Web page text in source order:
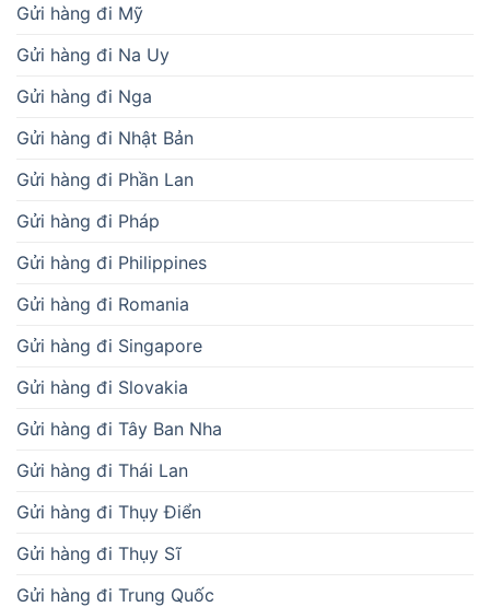
Gửi hàng đi Mỹ
Gửi hàng đi Na Uy
Gửi hàng đi Nga
Gửi hàng đi Nhật Bản
Gửi hàng đi Phần Lan
Gửi hàng đi Pháp
Gửi hàng đi Philippines
Gửi hàng đi Romania
Gửi hàng đi Singapore
Gửi hàng đi Slovakia
Gửi hàng đi Tây Ban Nha
Gửi hàng đi Thái Lan
Gửi hàng đi Thụy Điển
Gửi hàng đi Thụy Sĩ
Gửi hàng đi Trung Quốc